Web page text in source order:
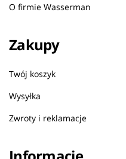
O firmie Wasserman
Zakupy
Twój koszyk
Wysyłka
Zwroty i reklamacje